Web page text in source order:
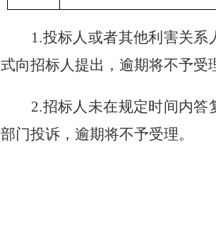
1.投标人或者其他利害关系
式向招标人提出，逾期将不予受
2.招标人未在规定时间内答
部门投诉，逾期将不予受理。